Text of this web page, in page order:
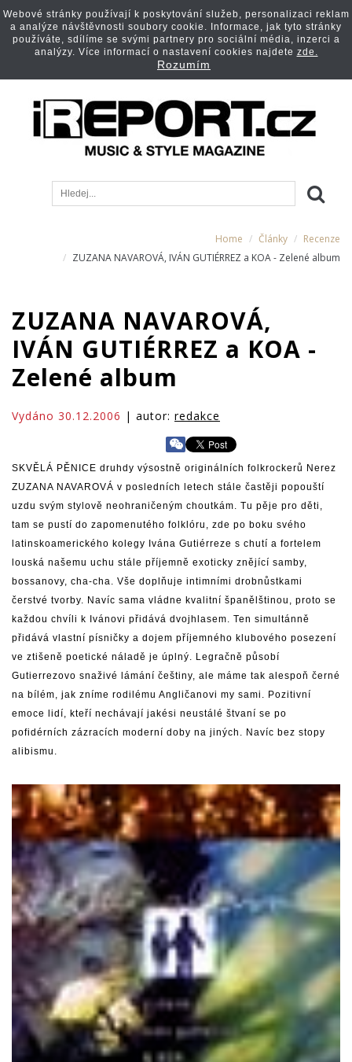
Home Články
Recenze
ZUZANA NAVAROVÁ, IVÁN GUTIÉRREZ a KOA - Zelené album
ZUZANA NAVAROVÁ,
IVÁN GUTIÉRREZ a KOA -
Zelené album
Vydáno 30.12.2006 | autor: redakce
SKVĚLÁ PĚNICE druhdy výsostně originálních folkrockerů Nerez
ZUZANA NAVAROVÁ v posledních letech stále častěji popouští
uzdu svým stylově neohraničeným choutkám. Tu pěje pro děti,
tam se pustí do zapomenutého folklóru, zde po boku svého
latinskoamerického kolegy Ivána Gutiérreze s chutí a fortelem
louská našemu uchu stále příjemně exoticky znějící samby,
bossanovy, cha-cha. Vše doplňuje intimními drobnůstkami
čerstvé tvorby. Navíc sama vládne kvalitní španělštinou, proto se
každou chvíli k Ivánovi přidává dvojhlasem. Ten simultánně
přidává vlastní písničky a dojem příjemného klubového posezení
ve ztišeně poetické náladě je úplný. Legračně působí
Gutierrezovo snaživé lámání češtiny, ale máme tak alespoň černé
na bílém, jak zníme rodilému Angličanovi my sami. Pozitivní
emoce lidí, kteří nechávají jakési neustálé štvaní se po
pofidérních zázracích moderní doby na jiných. Navíc bez stopy
alibismu.
Webové stránky používají k poskytování služeb, personalizaci reklam
a analýze návštěvnosti soubory cookie. Informace, jak tyto stránky
používáte, sdílíme se svými partnery pro sociální média, inzerci a
analýzy. Více informací o nastavení cookies najdete zde.
Rozumím